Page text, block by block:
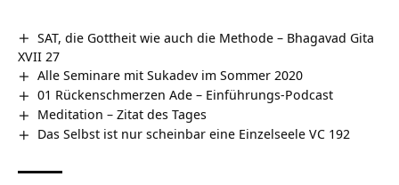
SAT, die Gottheit wie auch die Methode – Bhagavad Gita
XVII 27
Alle Seminare mit Sukadev im Sommer 2020
01 Rückenschmerzen Ade – Einführungs-Podcast
Meditation – Zitat des Tages
Das Selbst ist nur scheinbar eine Einzelseele VC 192